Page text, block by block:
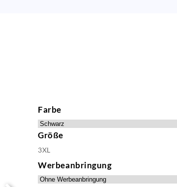
Farbe
Größe
3XL
Werbeanbringung